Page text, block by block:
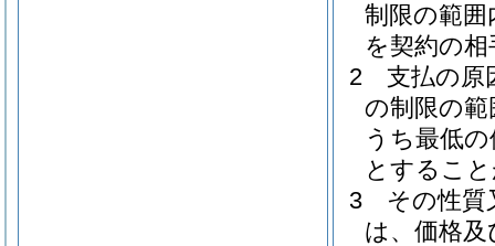
制限の範
を契約の
2
支払の原
の制限の
うち最低
とするこ
3
その性質
は、価格